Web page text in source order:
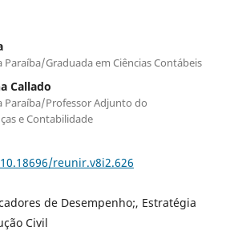
Paraíba/Graduada em Ciências Contábeis
Callado
Paraíba/Professor Adjunto do
e Contabilidade
reunir.v8i2.626
de Desempenho;, Estratégia
Civil